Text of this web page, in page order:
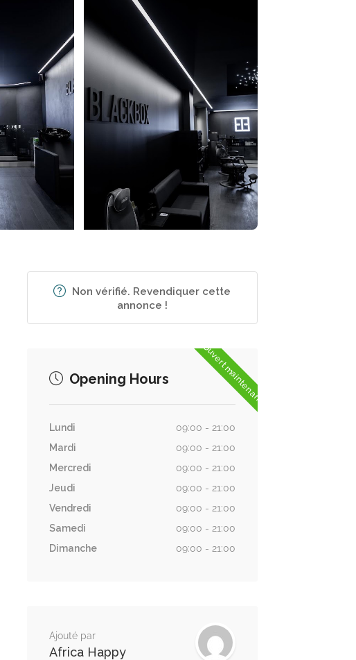
Non vérifié. Revendiquer cette
annonce !
Ouvert maintenant
Opening Hours
Lundi
09:00 - 21:00
Mardi
09:00 - 21:00
Mercredi
09:00 - 21:00
Jeudi
09:00 - 21:00
Vendredi
09:00 - 21:00
Samedi
09:00 - 21:00
Dimanche
09:00 - 21:00
Ajouté par
Africa Happy